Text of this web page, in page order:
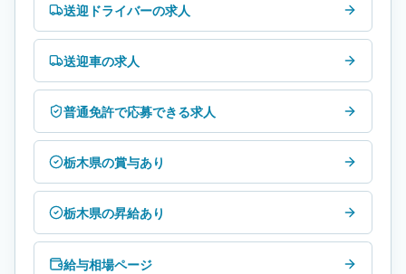
送迎ドライバーの求人
送迎車の求人
普通免許で応募できる求人
栃木県の賞与あり
栃木県の昇給あり
給与相場ページ